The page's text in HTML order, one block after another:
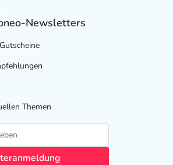
Newsletters
Themen